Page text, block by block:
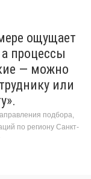
ощущает
процессы
— можно
или
подбора,
по региону Санкт-